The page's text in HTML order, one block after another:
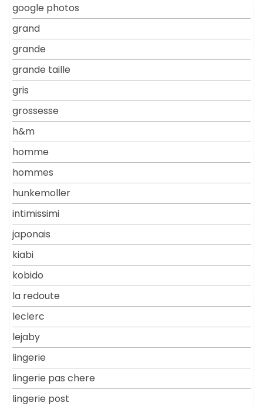
google photos
grand
grande
grande taille
gris
grossesse
h&m
homme
hommes
hunkemoller
intimissimi
japonais
kiabi
kobido
la redoute
leclerc
lejaby
lingerie
lingerie pas chere
lingerie post